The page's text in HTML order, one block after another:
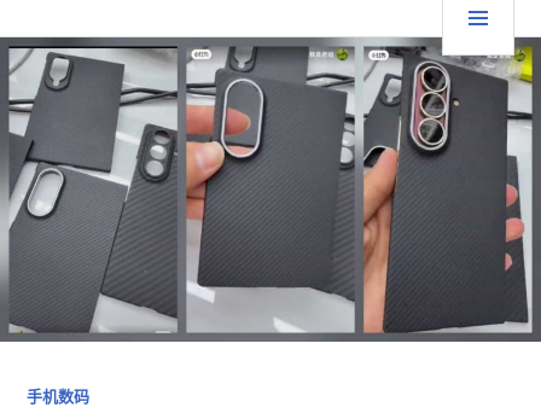
至
内
容
TGFC LIFESTYLE
菜
单
手机数码